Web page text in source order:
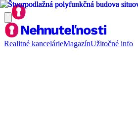
Realitné kancelárieMagazínUžitočné info